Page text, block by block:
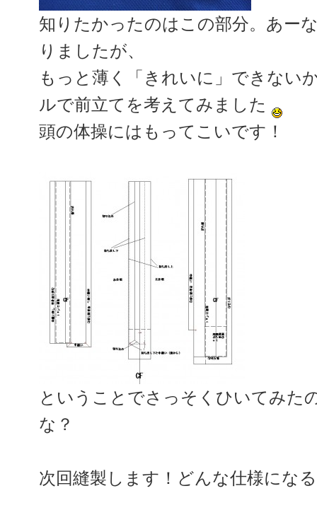
知りたかったのはこの部分。あー
りましたが、
もっと薄く「きれいに」できない
ルで前立てを考えてみました
頭の体操にはもってこいです！
ということでさっそくひいてみた
な？
次回縫製します！どんな仕様にな